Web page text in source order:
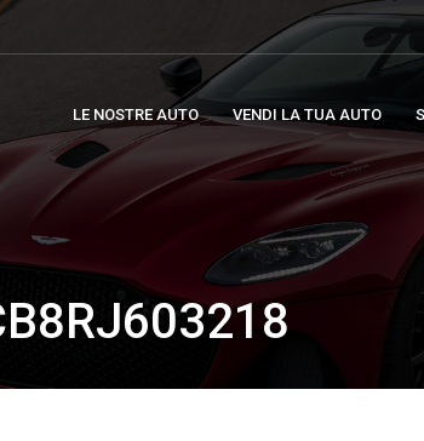
LE NOSTRE AUTO VENDI LA TUA AUTO